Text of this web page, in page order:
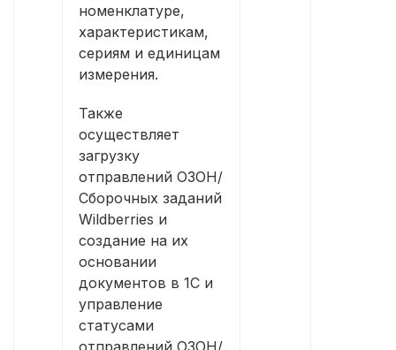
номенклатуре,
характеристикам,
сериям и единицам
измерения.
Также
осуществляет
загрузку
отправлений ОЗОН/
Сборочных заданий
Wildberries и
создание на их
основании
документов в 1С и
управление
статусами
отправлений ОЗОН/